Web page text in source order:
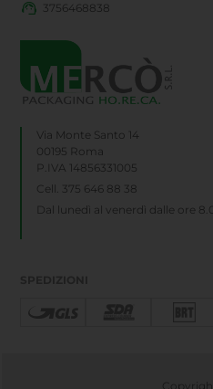
3756468838
Via Monte Santo 14
00195 Roma
P.IVA 14856331005
Cell. 375 646 88 38
Dal lunedì al venerdì dalle ore